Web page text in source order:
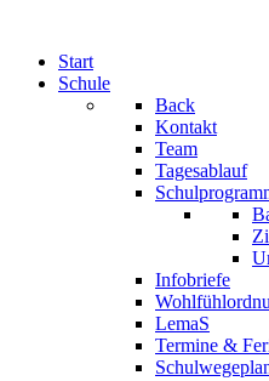
Start
Schule
Back
Kontakt
Team
Tagesablauf
Infobriefe
LemaS
Termine &